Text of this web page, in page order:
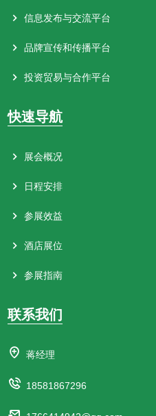
信息发布与交流平台
品牌宣传和传播平台
投资贸易与合作平台
快速导航
展会概况
日程安排
参展效益
酒店展位
参展指南
联系我们
蒋经理
18581867296